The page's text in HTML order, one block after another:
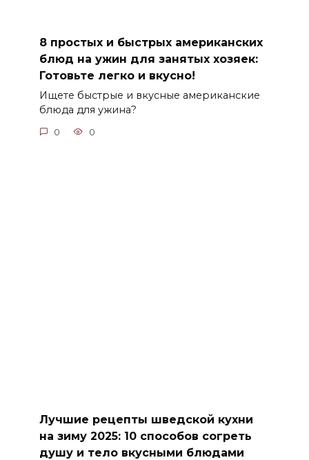
8 простых и быстрых американских
блюд на ужин для занятых хозяек:
Готовьте легко и вкусно!
Ищете быстрые и вкусные американские
блюда для ужина?
0 0
Лучшие рецепты шведской кухни
на зиму 2025: 10 способов согреть
душу и тело вкусными блюдами